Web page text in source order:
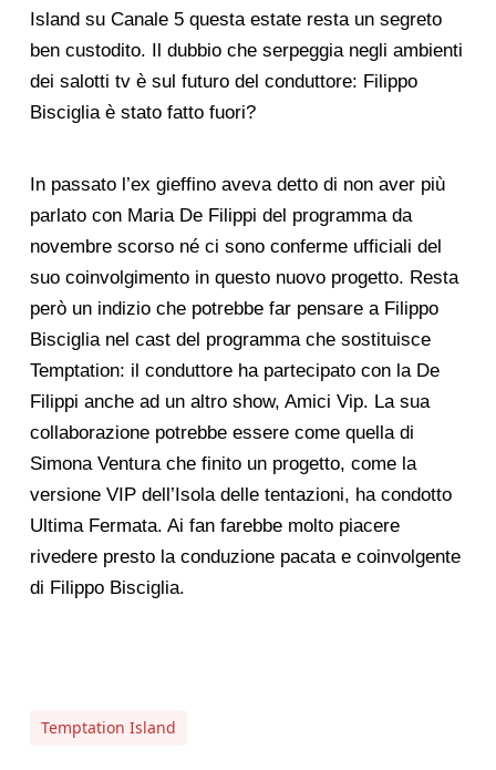
Island su Canale 5 questa estate resta un segreto
ben custodito. Il dubbio che serpeggia negli ambienti
dei salotti tv è sul futuro del conduttore: Filippo
Bisciglia è stato fatto fuori?
In passato l’ex gieffino aveva detto di non aver più
parlato con Maria De Filippi del programma da
novembre scorso né ci sono conferme ufficiali del
suo coinvolgimento in questo nuovo progetto. Resta
però un indizio che potrebbe far pensare a Filippo
Bisciglia nel cast del programma che sostituisce
Temptation: il conduttore ha partecipato con la De
Filippi anche ad un altro show, Amici Vip. La sua
collaborazione potrebbe essere come quella di
Simona Ventura che finito un progetto, come la
versione VIP dell’Isola delle tentazioni, ha condotto
Ultima Fermata. Ai fan farebbe molto piacere
rivedere presto la conduzione pacata e coinvolgente
di Filippo Bisciglia.
Temptation Island